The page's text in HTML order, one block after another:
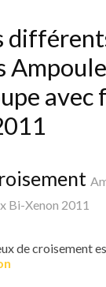
avec
Bi-Xenon 2011
de croisement